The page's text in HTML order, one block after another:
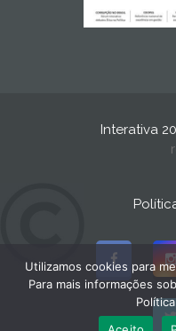
Interativa
Utilizamos cookies para
Para mais informações